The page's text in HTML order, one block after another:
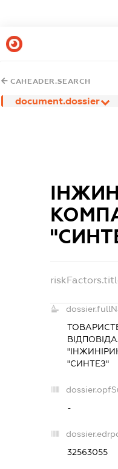
CAHEADER.SEARCH
document.dossier
"СИНТЕЗ"
-
32563055